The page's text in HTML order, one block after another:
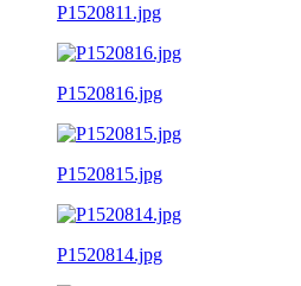
P1520811.jpg
P1520816.jpg
P1520815.jpg
P1520814.jpg